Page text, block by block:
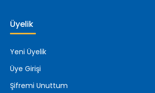
Üyelik
Yeni Üyelik
Üye Girişi
Şifremi Unuttum